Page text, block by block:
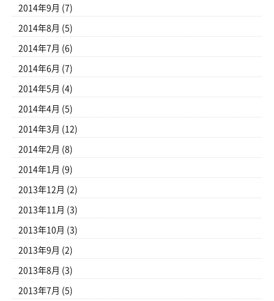
2014年9月 (7)
2014年8月 (5)
2014年7月 (6)
2014年6月 (7)
2014年5月 (4)
2014年4月 (5)
2014年3月 (12)
2014年2月 (8)
2014年1月 (9)
2013年12月 (2)
2013年11月 (3)
2013年10月 (3)
2013年9月 (2)
2013年8月 (3)
2013年7月 (5)